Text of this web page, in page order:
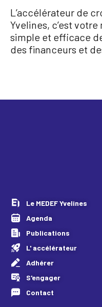
L’accélérateur de
Yvelines, c’est
simple et efficace
des financeurs et
Le MEDEF Yvelines
Agenda
Publications
L' accélérateur
Adhérer
S'engager
Contact